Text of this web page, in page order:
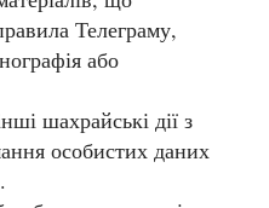
Телеграму,
або
особистих даних